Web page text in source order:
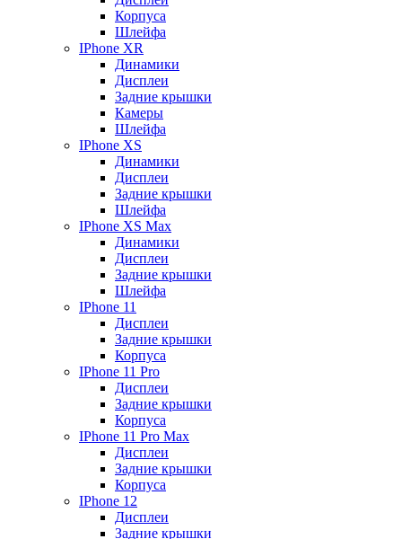
Корпуса
Шлейфа
IPhone XR
Динамики
Дисплеи
Задние крышки
Камеры
Шлейфа
IPhone XS
Динамики
Дисплеи
Задние крышки
Шлейфа
IPhone XS Max
Динамики
Дисплеи
Задние крышки
Шлейфа
IPhone 11
Дисплеи
Задние крышки
Корпуса
IPhone 11 Pro
Дисплеи
Задние крышки
Корпуса
IPhone 11 Pro Max
Дисплеи
Задние крышки
Корпуса
IPhone 12
Дисплеи
Задние крышки